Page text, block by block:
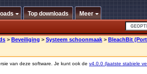
Top downloads Meer
> Beveiliging > Systeem schoonmaak > BleachBit
van deze software. Je kunt ook de v4.0.0 (laatste stabiele